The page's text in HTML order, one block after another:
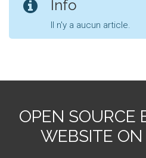
Info
Il n'y a aucun article.
OPEN SOURCE
WEBSITE